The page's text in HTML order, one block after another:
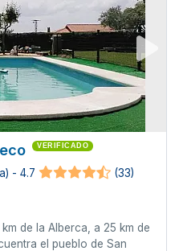
VERIFICADO
- 4.7
(33)
de la Alberca, a 25 km de
el pueblo de San